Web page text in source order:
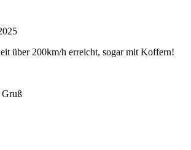
über 200km/h erreicht, sogar mit Koffern!